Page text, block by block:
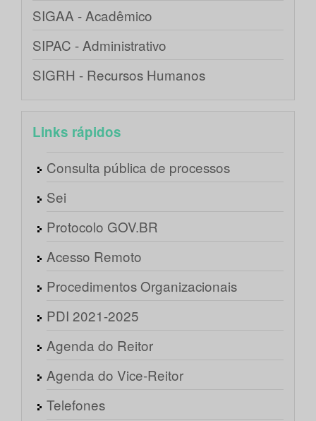
SIGAA - Acadêmico
SIPAC - Administrativo
SIGRH - Recursos Humanos
Links rápidos
Consulta pública de processos
Sei
Protocolo GOV.BR
Acesso Remoto
Procedimentos Organizacionais
PDI 2021-2025
Agenda do Reitor
Agenda do Vice-Reitor
Telefones